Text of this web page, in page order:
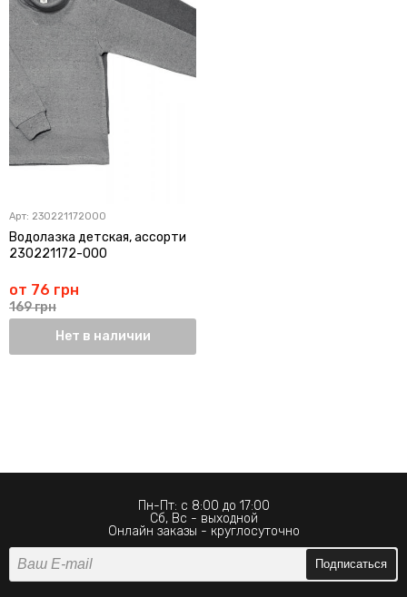
Арт: 230221172000
Водолазка детская, ассорти
230221172-000
от 76 грн
169 грн
Нет в наличии
Пн-Пт: с 8:00 до 17:00
Сб, Вс - выходной
Онлайн заказы - круглосуточно
Подписаться